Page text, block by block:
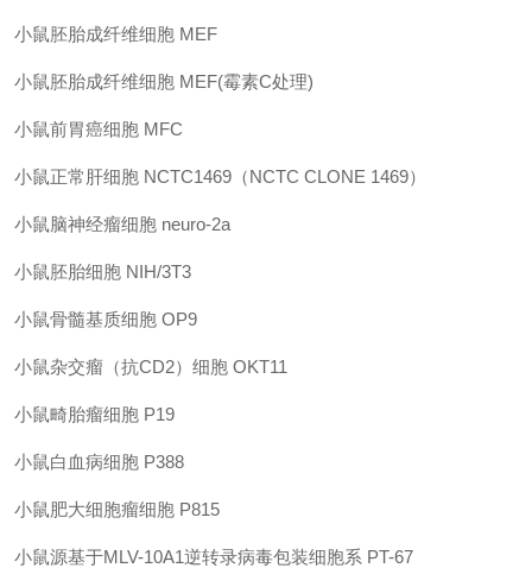
小鼠胚胎成纤维细胞 MEF
小鼠胚胎成纤维细胞 MEF(霉素C处理)
小鼠前胃癌细胞 MFC
小鼠正常肝细胞 NCTC1469 （NCTC CLONE 1469）
小鼠脑神经瘤细胞 neuro-2a
小鼠胚胎细胞 NIH/3T3
小鼠骨髓基质细胞 OP9
小鼠杂交瘤（抗CD2）细胞 OKT11
小鼠畸胎瘤细胞 P19
小鼠白血病细胞 P388
小鼠肥大细胞瘤细胞 P815
小鼠源基于MLV-10A1逆转录病毒包装细胞系 PT-67